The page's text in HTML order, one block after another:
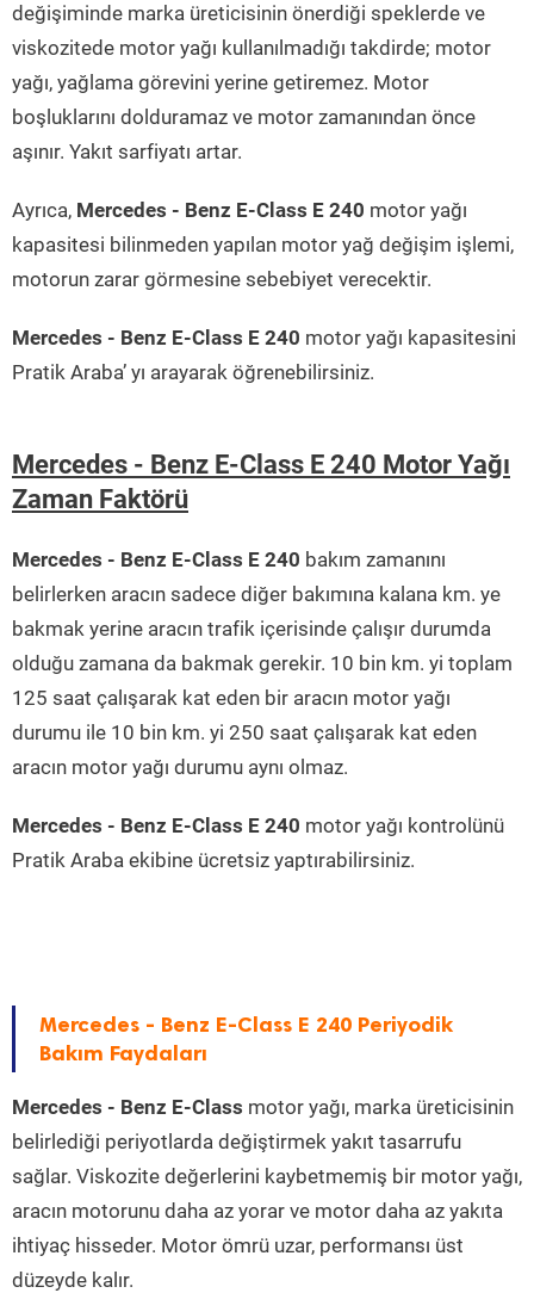
değişiminde marka üreticisinin önerdiği speklerde ve
viskozitede motor yağı kullanılmadığı takdirde; motor
yağı, yağlama görevini yerine getiremez. Motor
boşluklarını dolduramaz ve motor zamanından önce
aşınır. Yakıt sarfiyatı artar.
Ayrıca, Mercedes - Benz E-Class E 240 motor yağı
kapasitesi bilinmeden yapılan motor yağ değişim işlemi,
motorun zarar görmesine sebebiyet verecektir.
Mercedes - Benz E-Class E 240 motor yağı kapasitesini
Pratik Araba’ yı arayarak öğrenebilirsiniz.
Mercedes - Benz E-Class E 240 Motor Yağı
Zaman Faktörü
Mercedes - Benz E-Class E 240 bakım zamanını
belirlerken aracın sadece diğer bakımına kalana km. ye
bakmak yerine aracın trafik içerisinde çalışır durumda
olduğu zamana da bakmak gerekir. 10 bin km. yi toplam
125 saat çalışarak kat eden bir aracın motor yağı
durumu ile 10 bin km. yi 250 saat çalışarak kat eden
aracın motor yağı durumu aynı olmaz.
Mercedes - Benz E-Class E 240 motor yağı kontrolünü
Pratik Araba ekibine ücretsiz yaptırabilirsiniz.
Mercedes - Benz E-Class E 240 Periyodik
Bakım Faydaları
Mercedes - Benz E-Class motor yağı, marka üreticisinin
belirlediği periyotlarda değiştirmek yakıt tasarrufu
sağlar. Viskozite değerlerini kaybetmemiş bir motor yağı,
aracın motorunu daha az yorar ve motor daha az yakıta
ihtiyaç hisseder. Motor ömrü uzar, performansı üst
düzeyde kalır.